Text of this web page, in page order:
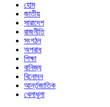
হোম
জাতীয়
সারাদেশ
রাজনীতি
সংগঠন
অপরাধ
শিক্ষা
বানিজ্য
বিনোদন
আর্ন্তজাতিক
খেলাধুলা